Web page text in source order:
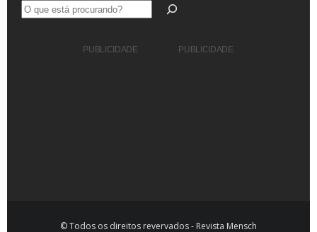
Pesquisar
PUBLICIDADE PUBLICIDADE
© Todos os direitos revervados - Revista Mensch